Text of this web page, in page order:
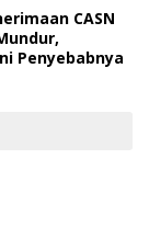
CASN
Penyebabnya